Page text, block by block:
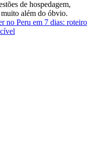
de hospedagem,
muito além do óbvio.
no Peru em 7 dias: roteiro